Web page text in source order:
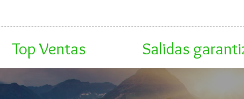
Top Ventas Salidas